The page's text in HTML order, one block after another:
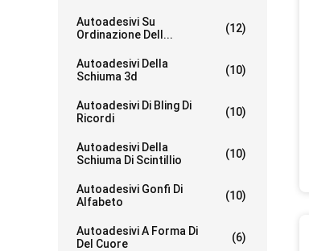
Autoadesivi Su
Ordinazione Dell...
(12)
Autoadesivi Della
Schiuma 3d
(10)
Autoadesivi Di Bling Di
Ricordi
(10)
Autoadesivi Della
Schiuma Di Scintillio
(10)
Autoadesivi Gonfi Di
Alfabeto
(10)
Autoadesivi A Forma Di
Del Cuore
(6)